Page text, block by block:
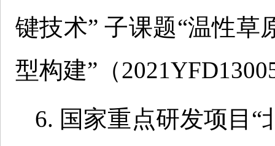
键技术” 子课题“温性草
型构建”（
6. 国家重点研发项目